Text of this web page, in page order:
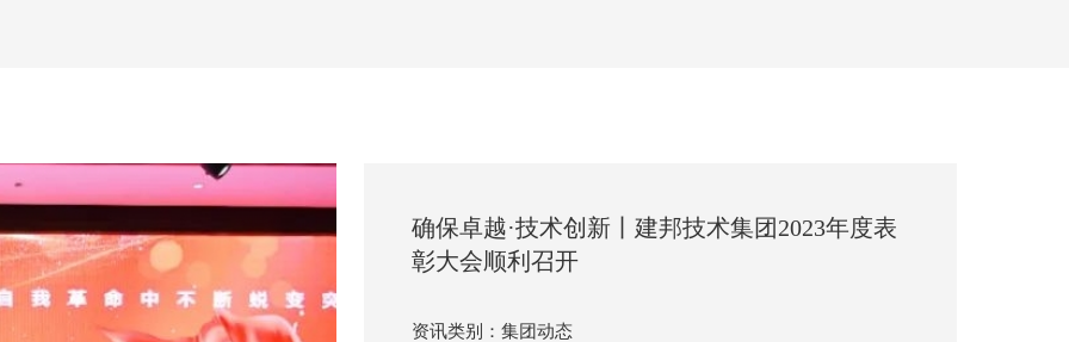
07
2023-12
确保卓越·技术创新丨建邦技术集团2023年度表
彰大会顺利召开
资讯类别：集团动态